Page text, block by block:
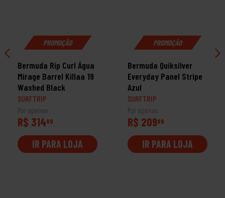
PROMOÇÃO
Bermuda Rip Curl Água
Mirage Barrel Killaa 19
Washed Black
SURFTRIP
Por apenas
R$ 31499
IR PARA LOJA
PROMOÇÃO
Bermuda Quiksilver
Everyday Panel Stripe
Azul
SURFTRIP
Por apenas
R$ 20999
IR PARA LOJA